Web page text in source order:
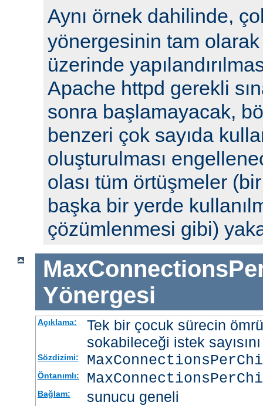
Aynı örnek dahilinde,
yönergesinin tam olarak
üzerinde
Apache httpd gerekli
sonra başlamayacak,
benzeri çok sayıda
oluşturulması
olası tüm örtüşmeler
başka bir yerde
çözümlenmesi gibi)
Yönergesi
Açıklama:
Tek bir çocuk sürecin
sokabileceği istek
Sözdizimi:
Öntanımlı:
Bağlam: sunucu geneli